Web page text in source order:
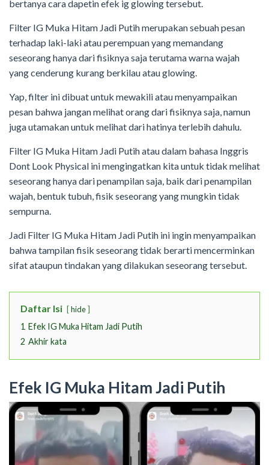
bertanya cara dapetin efek ig glowing tersebut.
Filter IG Muka Hitam Jadi Putih merupakan sebuah pesan
terhadap laki-laki atau perempuan yang memandang
seseorang hanya dari fisiknya saja terutama warna wajah
yang cenderung kurang berkilau atau glowing.
Yap, filter ini dibuat untuk mewakili atau menyampaikan
pesan bahwa jangan melihat orang dari fisiknya saja, namun
juga utamakan untuk melihat dari hatinya terlebih dahulu.
Filter IG Muka Hitam Jadi Putih atau dalam bahasa Inggris
Dont Look Physical ini mengingatkan kita untuk tidak melihat
seseorang hanya dari penampilan saja, baik dari penampilan
wajah, bentuk tubuh, fisik seseorang yang mungkin tidak
sempurna.
Jadi Filter IG Muka Hitam Jadi Putih ini ingin menyampaikan
bahwa tampilan fisik seseorang tidak berarti mencerminkan
sifat ataupun tindakan yang dilakukan seseorang tersebut.
Daftar Isi hide
1 Efek IG Muka Hitam Jadi Putih
2 Akhir kata
Efek IG Muka Hitam Jadi Putih